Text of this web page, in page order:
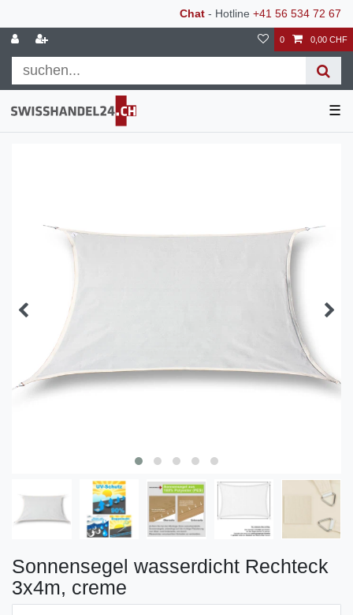
Chat - Hotline +41 56 534 72 67
0 0,00 CHF
☰
Sonnensegel wasserdicht Rechteck
3x4m, creme